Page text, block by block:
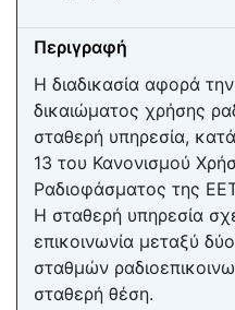
Περιγραφή
Η διαδικασία αφορά
δικαιώματος χρήσης
σταθερή υπηρεσία,
13 του Κανονισμού
Ραδιοφάσματος της
Η σταθερή υπηρεσία
επικοινωνία μεταξύ
σταθμών
σταθερή θέση.